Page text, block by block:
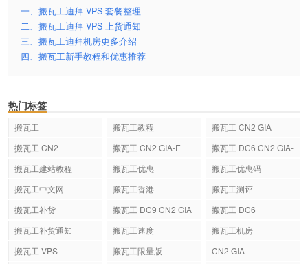
一、搬瓦工迪拜 VPS 套餐整理
二、搬瓦工迪拜 VPS 上货通知
三、搬瓦工迪拜机房更多介绍
四、搬瓦工新手教程和优惠推荐
热门标签
搬瓦工 搬瓦工教程
搬瓦工 CN2 GIA
搬瓦工 CN2
搬瓦工 CN2 GIA-E
搬瓦工 DC6 CN2 GIA-
搬瓦工建站教程 搬瓦工优惠
搬瓦工优惠码
搬瓦工中文网
搬瓦工香港
搬瓦工测评
搬瓦工补货
搬瓦工 DC9 CN2 GIA
搬瓦工 DC6
搬瓦工补货通知
搬瓦工速度
搬瓦工机房
搬瓦工 VPS
搬瓦工限量版
CN2 GIA